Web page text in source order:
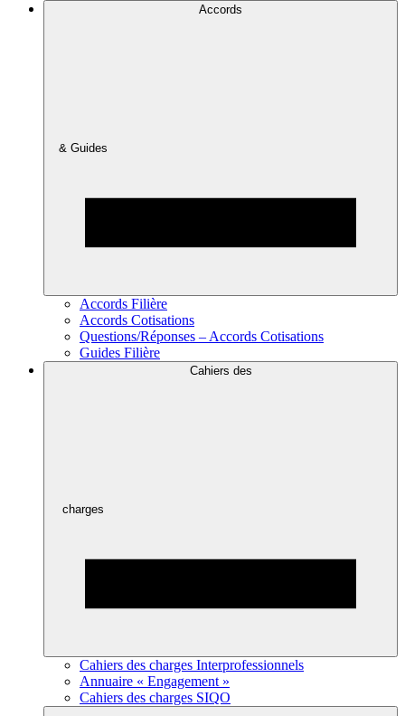
Accords
& Guides
Accords Filière
Accords Cotisations
Questions/Réponses – Accords Cotisations
Guides Filière
Cahiers des
charges
Cahiers des charges Interprofessionnels
Annuaire « Engagement »
Cahiers des charges SIQO